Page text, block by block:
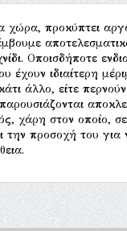
χώρα, προκύπτει
Οποισδήποτε
έχουν ιδιαίτερη
άλλο, είτε
χάρη στον οποίο,
την προσοχή του